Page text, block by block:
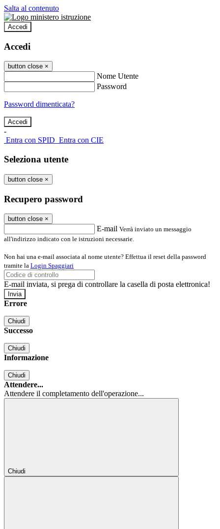
Salta al contenuto
Accedi
Accedi
button close ×
Nome Utente
Password
Password dimenticata?
-
Entra con SPID Entra con CIE
Seleziona utente
button close ×
Recupero password
button close ×
E-mail Verrà inviato un messaggio
all'indirizzo indicato con le istruzioni necessarie.
Non hai una e-mail associata al nome utente? Effettua il reset della password
tramite la Login Spaggiari
E-mail inviata, si prega di controllare la casella di posta elettronica!
Errore
Chiudi
Successo
Chiudi
Informazione
Chiudi
Attendere...
Attendere il completamento dell'operazione...
Chiudi